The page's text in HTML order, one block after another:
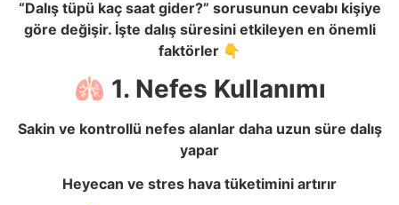
“Dalış tüpü kaç saat gider?” sorusunun cevabı kişiye
göre değişir. İşte dalış süresini etkileyen en önemli
faktörler 👇
🫁 1. Nefes Kullanımı
Sakin ve kontrollü nefes alanlar daha uzun süre dalış
yapar
Heyecan ve stres hava tüketimini artırır